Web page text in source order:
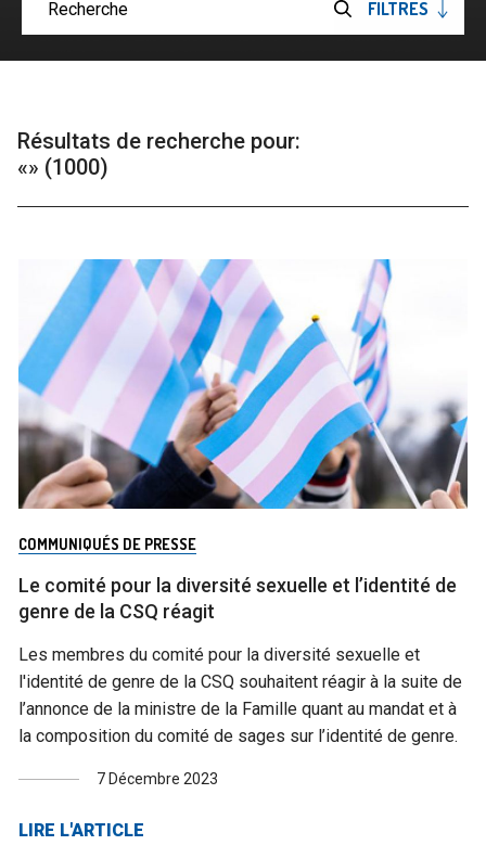
recherche
OUVRIRE
LES
FILTRES
Résultats de recherche pour:
«» (1000)
COMMUNIQUÉS DE PRESSE
Le comité pour la diversité sexuelle et l’identité de
genre de la CSQ réagit
Les membres du comité pour la diversité sexuelle et
l'identité de genre de la CSQ souhaitent réagir à la suite de
l’annonce de la ministre de la Famille quant au mandat et à
la composition du comité de sages sur l’identité de genre.
7 Décembre 2023
LIRE L'ARTICLE